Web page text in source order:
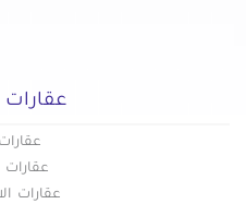
عقارات
عقارات
عقارات